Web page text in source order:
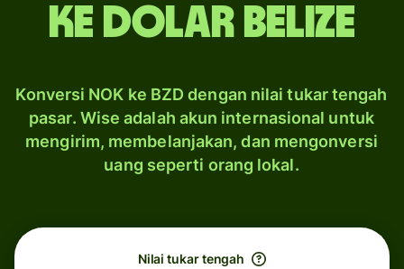
ke dolar Belize
Konversi NOK ke BZD dengan nilai tukar tengah
pasar. Wise adalah akun internasional untuk
mengirim, membelanjakan, dan mengonversi
uang seperti orang lokal.
Nilai tukar tengah